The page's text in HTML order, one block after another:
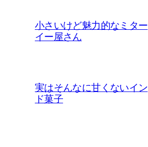
小さいけど魅力的なミター
イー屋さん
実はそんなに甘くないイン
ド菓子